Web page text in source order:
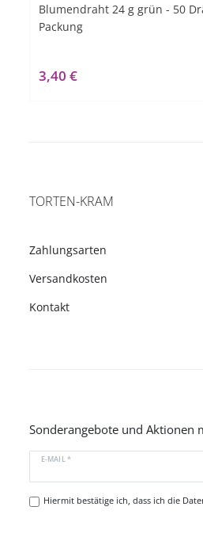
Blumendraht 24 g grün - 50
Packung
3,40 €
TORTEN-KRAM
Zahlungsarten
Versandkosten
Kontakt
Sonderangebote und Aktionen
E-MAIL *
Hiermit bestätige ich, dass ich die